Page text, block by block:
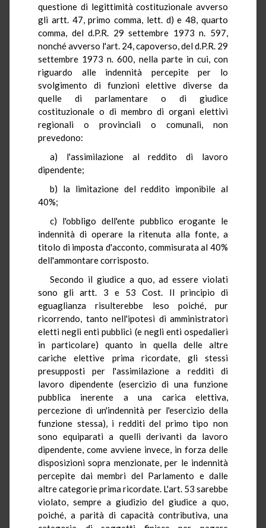
questione di legittimità costituzionale avverso
gli artt. 47, primo comma, lett. d) e 48, quarto
comma, del d.P.R. 29 settembre 1973 n. 597,
nonché avverso l'art. 24, capoverso, del d.P.R. 29
settembre 1973 n. 600, nella parte in cui, con
riguardo alle indennità percepite per lo
svolgimento di funzioni elettive diverse da
quelle di parlamentare o di giudice
costituzionale o di membro di organi elettivi
regionali o provinciali o comunali, non
prevedono:
a) l'assimilazione al reddito di lavoro
dipendente;
b) la limitazione del reddito imponibile al
40%;
c) l'obbligo dell'ente pubblico erogante le
indennità di operare la ritenuta alla fonte, a
titolo di imposta d'acconto, commisurata al 40%
dell'ammontare corrisposto.
Secondo il giudice a quo, ad essere violati
sono gli artt. 3 e 53 Cost. Il principio di
eguaglianza risulterebbe leso poiché, pur
ricorrendo, tanto nell'ipotesi di amministratori
eletti negli enti pubblici (e negli enti ospedalieri
in particolare) quanto in quella delle altre
cariche elettive prima ricordate, gli stessi
presupposti per l'assimilazione a redditi di
lavoro dipendente (esercizio di una funzione
pubblica inerente a una carica elettiva,
percezione di un'indennità per l'esercizio della
funzione stessa), i redditi del primo tipo non
sono equiparati a quelli derivanti da lavoro
dipendente, come avviene invece, in forza delle
disposizioni sopra menzionate, per le indennità
percepite dai membri del Parlamento e dalle
altre categorie prima ricordate. L'art. 53 sarebbe
violato, sempre a giudizio del giudice a quo,
poiché, a parità di capacità contributiva, una